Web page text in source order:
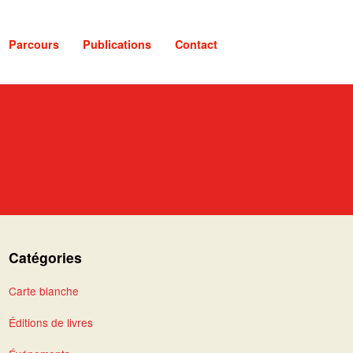
Parcours Publications Contact
Catégories
Carte blanche
Éditions de livres